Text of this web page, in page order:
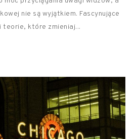
nie są wyjątkiem. Fascynujące
teorie, które zmieniaj...